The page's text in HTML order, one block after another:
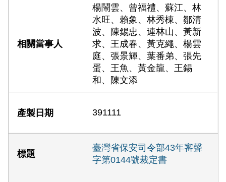
楊鬧雲、曾福禮、蘇江、林
水旺、賴象、林秀棟、鄒清
波、陳錫忠、連林山、黃新
求、王成春、黃克繩、楊雲
庭、張景輝、葉番弟、張先
蛋、王魚、黃金龍、王錫
和、陳文添
391111
臺灣省保安司令部43年審聲
字第0144號裁定書